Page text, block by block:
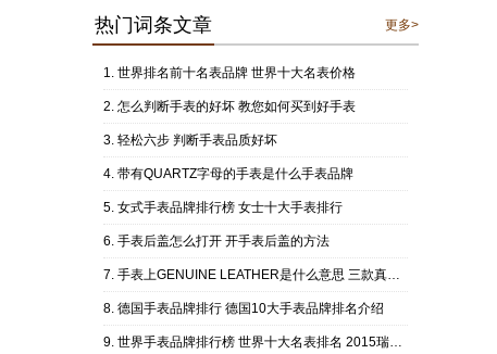
热门词条文章 更多>
世界排名前十名表品牌 世界十大名表价格
怎么判断手表的好坏 教您如何买到好手表
轻松六步 判断手表品质好坏
带有QUARTZ字母的手表是什么手表品牌
女式手表品牌排行榜 女士十大手表排行
手表后盖怎么打开 开手表后盖的方法
手表上GENUINE LEATHER是什么意思 三款真皮手表推荐！
德国手表品牌排行 德国10大手表品牌排名介绍
世界手表品牌排行榜 世界十大名表排名 2015瑞士名表排行榜